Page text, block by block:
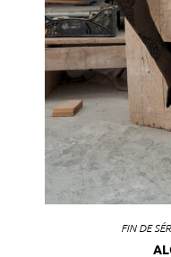
FIN DE